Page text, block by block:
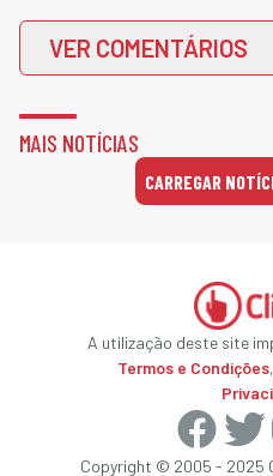
VER COMENTÁRIOS
MAIS NOTÍCIAS
CARREGAR
A utilização deste site
Termos e Condições
Copyright © 2005 - 2025